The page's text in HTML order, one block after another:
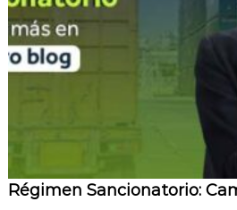
Régimen Sancionatorio: